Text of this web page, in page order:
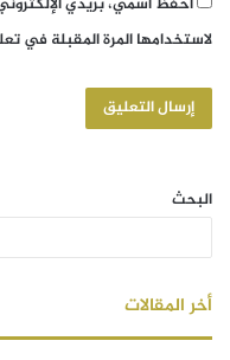
لاستخدامها المرة المقبلة في
البحث
أخر المقالات